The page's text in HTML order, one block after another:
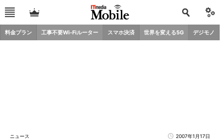
料金プラン 工事不要Wi-Fiルーター スマホ決済 世界を変える5G デジモノ
ニュース 2007年1月17日